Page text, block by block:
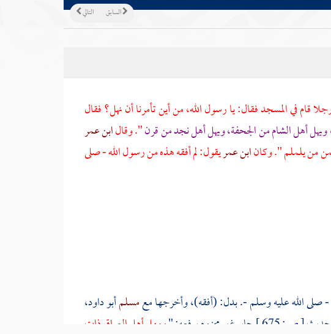
التالي السابق
قام في المسجد فقال: يا رسول الله، من أين تأمرنا أن نهل؟ فقال
ويهلأهل الشاممنالجحفة،ويهلأهل نجدمنقرن". وقالابن عمر
منيلملم". وكانابن عمريقول: لم أفقه هذه من رسول الله - صلى
صلى الله عليه وسلم -. بدل: (أفقه)، وأخرجها معمسلمأبو داود،
[ص: جابر غير مجزوم برفعه: "ومهل أهل العراق ذات